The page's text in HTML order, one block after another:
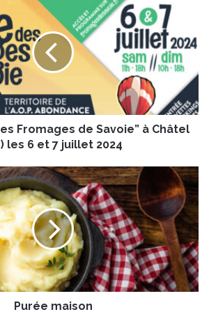
Fromages de Savoie” à Châtel
les 6 et 7 juillet 2024
Purée maison